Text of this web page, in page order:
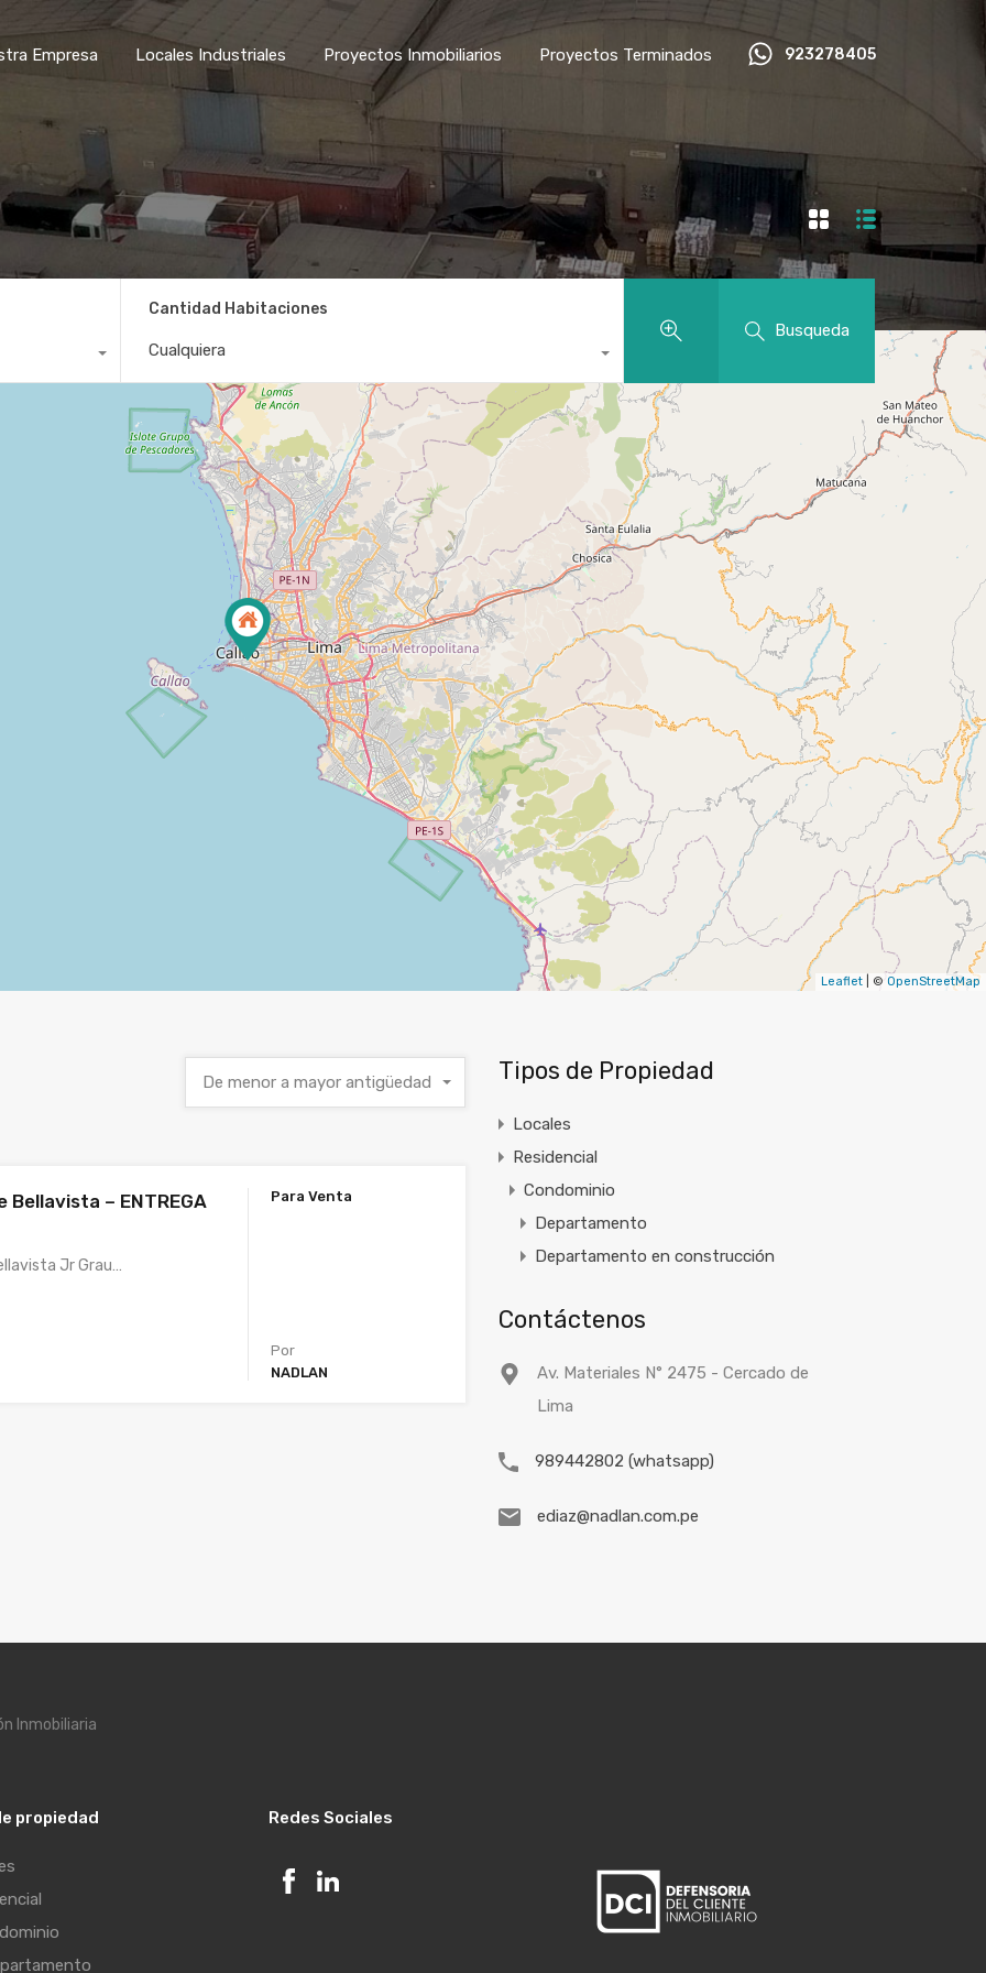
Empresa Locales Industriales Proyectos Inmobiliarios Proyectos Terminados 923278405
Cantidad Habitaciones
Cualquiera
Busqueda
Leaflet | © OpenStreetMap
De menor a mayor antigüedad
Bellavista – ENTREGA
Jr Grau…
Para Venta
Por
NADLAN
Tipos de Propiedad
Locales
Residencial
Condominio
Departamento
Departamento en construcción
Contáctenos
Av. Materiales N° 2475 - Cercado de
Lima
989442802 (whatsapp)
ediaz@nadlan.com.pe
Inmobiliaria
propiedad Redes Sociales